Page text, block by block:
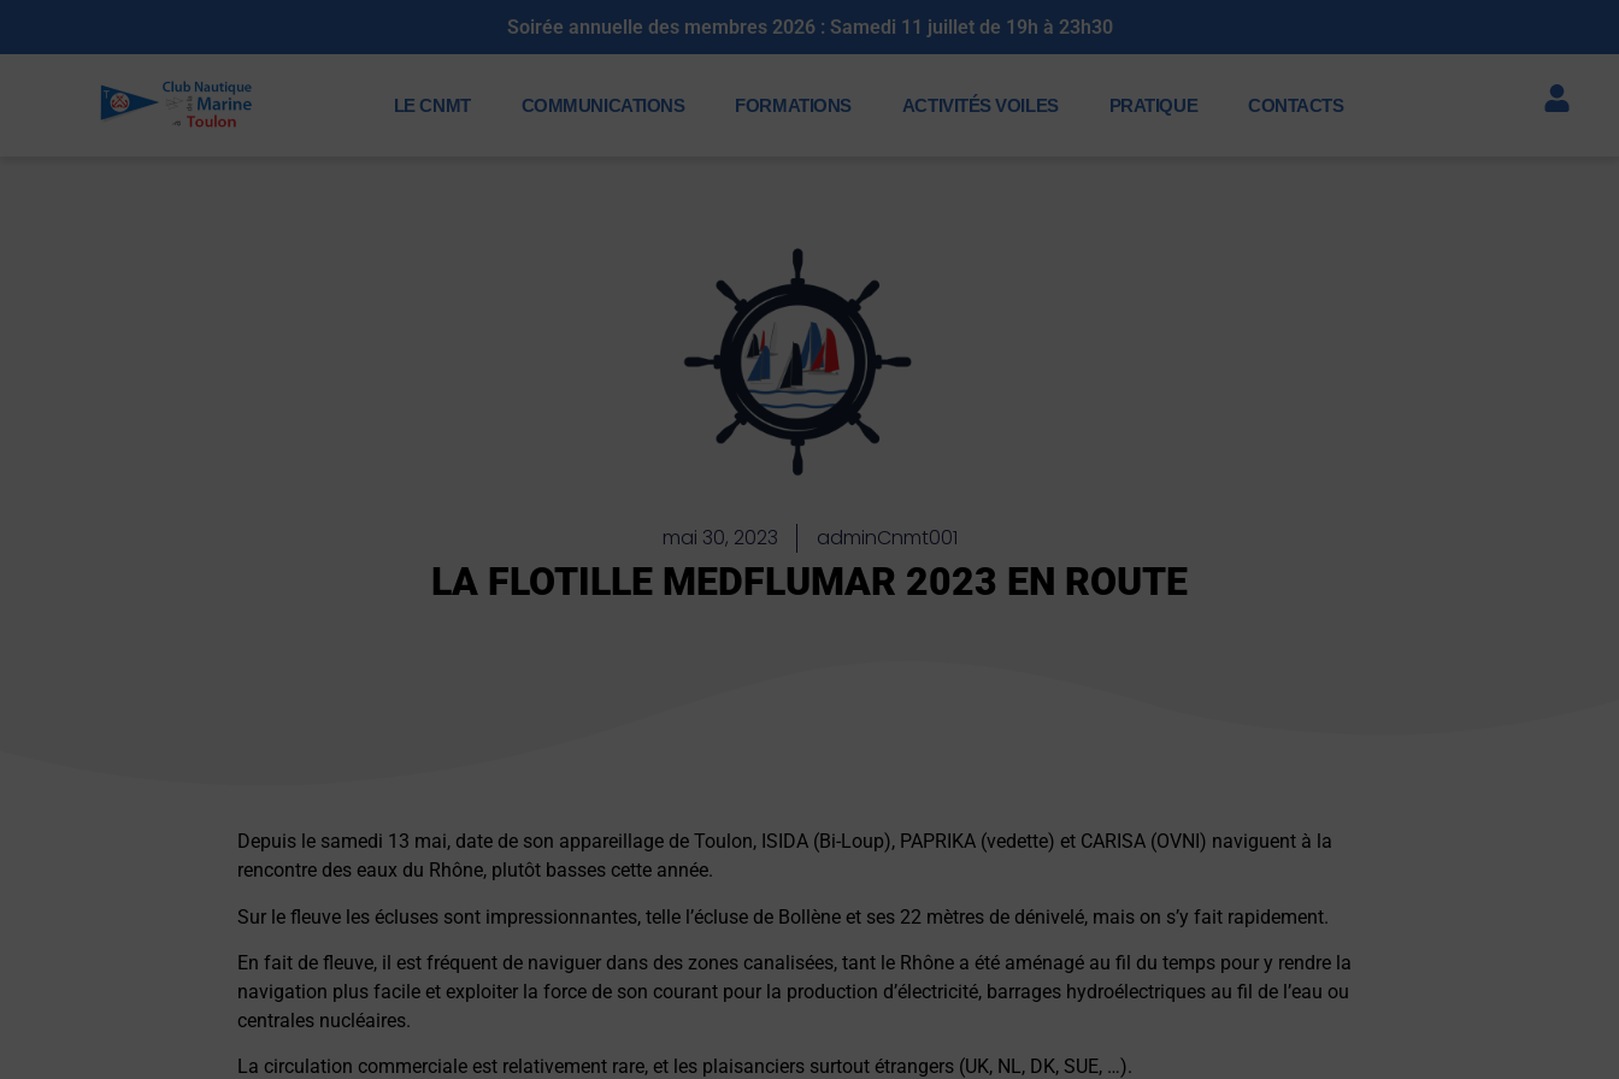
Soirée annuelle des membres 2026 : Samedi 11 juillet de 19h à 23h30
LE CNMT COMMUNICATIONS FORMATIONS ACTIVITÉS VOILES PRATIQUE CONTACTS
mai 30, 2023 adminCnmt001
LA FLOTILLE MEDFLUMAR 2023 EN ROUTE
Depuis le samedi 13 mai, date de son appareillage de Toulon, ISIDA (Bi-Loup), PAPRIKA (vedette) et CARISA (OVNI) naviguent à la
rencontre des eaux du Rhône, plutôt basses cette année.
Sur le fleuve les écluses sont impressionnantes, telle l’écluse de Bollène et ses 22 mètres de dénivelé, mais on s’y fait rapidement.
En fait de fleuve, il est fréquent de naviguer dans des zones canalisées, tant le Rhône a été aménagé au fil du temps pour y rendre la
navigation plus facile et exploiter la force de son courant pour la production d’électricité, barrages hydroélectriques au fil de l’eau ou
centrales nucléaires.
La circulation commerciale est relativement rare, et les plaisanciers surtout étrangers (UK, NL, DK, SUE, …).